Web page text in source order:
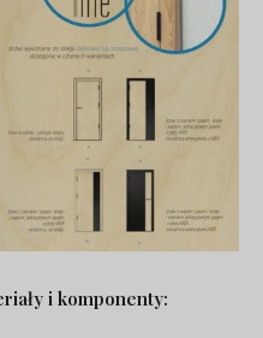
i komponenty: